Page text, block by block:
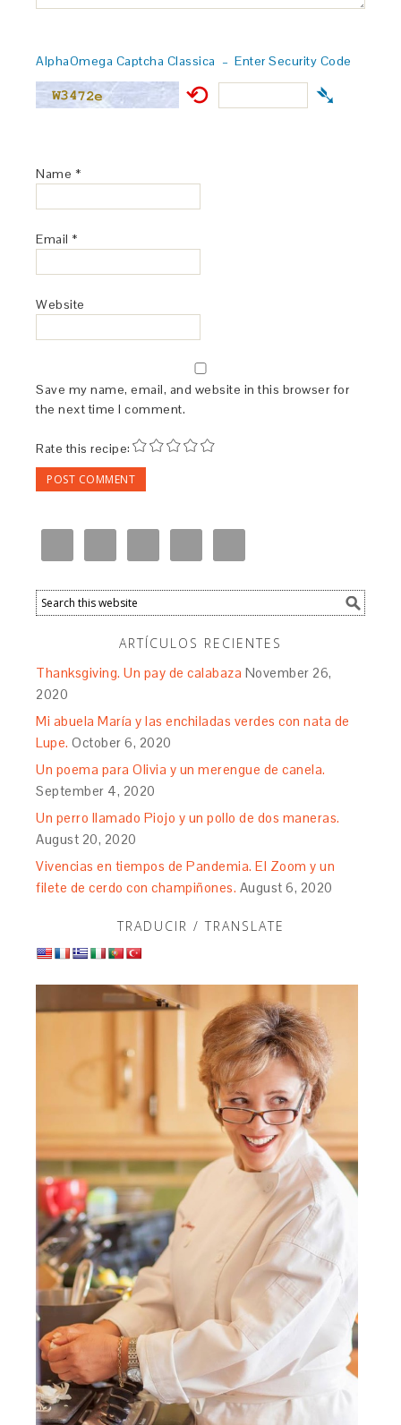
AlphaOmega Captcha Classica – Enter Security Code
⟲ ➴
Name *
Email *
Website
Save my name, email, and website in this browser for
the next time I comment.
Rate this recipe:
ARTÍCULOS RECIENTES
Thanksgiving. Un pay de calabaza November 26,
2020
Mi abuela María y las enchiladas verdes con nata de
Lupe. October 6, 2020
Un poema para Olivia y un merengue de canela.
September 4, 2020
Un perro llamado Piojo y un pollo de dos maneras.
August 20, 2020
Vivencias en tiempos de Pandemia. El Zoom y un
filete de cerdo con champiñones. August 6, 2020
TRADUCIR / TRANSLATE